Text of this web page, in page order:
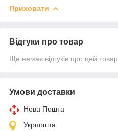
Приховати
Відгуки про товар
Ще немає відгуків про цей товар
Умови доставки
Нова Пошта
Укрпошта